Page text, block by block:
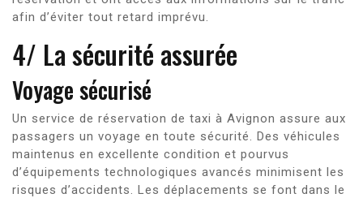
afin d’éviter tout retard imprévu.
4/ La sécurité assurée
Voyage sécurisé
Un service de réservation de taxi à Avignon assure aux
passagers un voyage en toute sécurité. Des véhicules
maintenus en excellente condition et pourvus
d’équipements technologiques avancés minimisent les
risques d’accidents. Les déplacements se font dans le